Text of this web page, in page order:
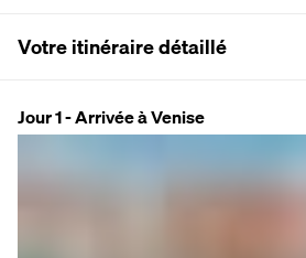
Votre itinéraire détaillé
Jour 1 - Arrivée à Venise